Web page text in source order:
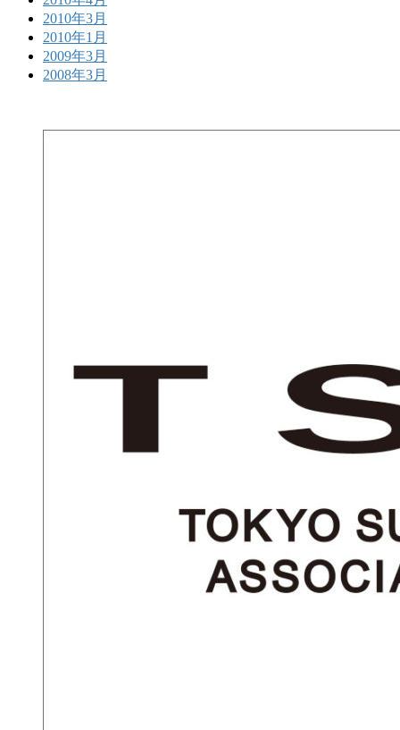
2010年3月
2010年1月
2009年3月
2008年3月